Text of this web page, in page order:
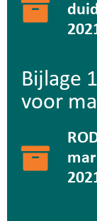
Bijlage
voor